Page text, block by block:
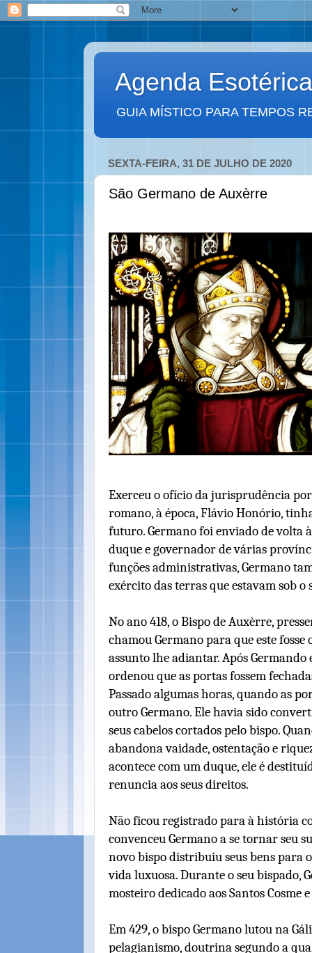
Agenda Esotérica
GUIA MÍSTICO PARA TEMPOS
SEXTA-FEIRA, 31 DE JULHO DE 2020
São Germano de Auxèrre
Exerceu o ofício da jurisprudência
romano, à época, Flávio Honório,
futuro. Germano foi enviado de volta
duque e governador de várias
funções administrativas, Germano
exército das terras que estavam sob o
No ano 418, o Bispo de Auxèrre,
chamou Germano para que este fosse
assunto lhe adiantar. Após
ordenou que as portas fossem
Passado algumas horas, quando as
outro Germano. Ele havia sido
seus cabelos cortados pelo bispo.
abandona vaidade, ostentação e
acontece com um duque, ele é
renuncia aos seus direitos.
Não ficou registrado para à história
convenceu Germano a se tornar seu
novo bispo distribuiu seus bens para
vida luxuosa. Durante o seu bispado,
mosteiro dedicado aos Santos Cosme
Em 429, o bispo Germano lutou na
pelagianismo, doutrina segundo a